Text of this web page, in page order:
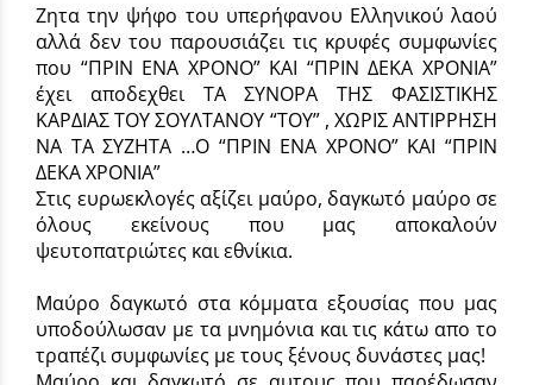
Ζητα την ψήφο του υπερήφανου Ελληνικού λαού
αλλά δεν του παρουσιάζει τις κρυφές συμφωνίες
που “ΠΡΙΝ ΕΝΑ ΧΡΟΝΟ” ΚΑΙ “ΠΡΙΝ ΔΕΚΑ ΧΡΟΝΙΑ”
έχει αποδεχθει ΤΑ ΣΥΝΟΡΑ ΤΗΣ ΦΑΣΙΣΤΙΚΗΣ
ΚΑΡΔΙΑΣ ΤΟΥ ΣΟΥΛΤΑΝΟΥ “ΤΟΥ” , ΧΩΡΙΣ ΑΝΤΙΡΡΗΣΗ
ΝΑ TA ΣΥΖΗΤΑ …Ο “ΠΡΙΝ ΕΝΑ ΧΡΟΝΟ” ΚΑΙ “ΠΡΙΝ
ΔΕΚΑ ΧΡΟΝΙΑ”
Στις ευρωεκλογές αξίζει μαύρο, δαγκωτό μαύρο σε
όλους εκείνους που μας αποκαλούν
ψευτοπατριώτες και εθνίκια.
Μαύρο δαγκωτό στα κόμματα εξουσίας που μας
υποδούλωσαν με τα μνημόνια και τις κάτω απο το
τραπέζι συμφωνίες με τους ξένους δυνάστες μας!